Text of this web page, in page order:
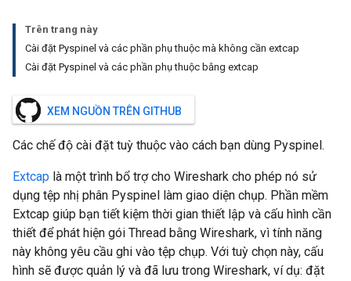
Trên trang này
Cài đặt Pyspinel và các phần phụ thuộc mà không cần extcap
Cài đặt Pyspinel và các phần phụ thuộc bằng extcap
XEM NGUỒN TRÊN GITHUB
Các chế độ cài đặt tuỳ thuộc vào cách bạn dùng Pyspinel.
Extcap là một trình bổ trợ cho Wireshark cho phép nó sử
dụng tệp nhị phân Pyspinel làm giao diện chụp. Phần mềm
Extcap giúp bạn tiết kiệm thời gian thiết lập và cấu hình cần
thiết để phát hiện gói Thread bằng Wireshark, vì tính năng
này không yêu cầu ghi vào tệp chụp. Với tuỳ chọn này, cấu
hình sẽ được quản lý và đã lưu trong Wireshark, ví dụ: đặt